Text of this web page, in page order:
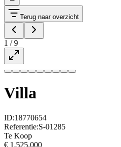
Terug naar overzicht
1 /9
Villa
ID:18770654
Referentie:S-01285
Te Koop
€ 1.525.000